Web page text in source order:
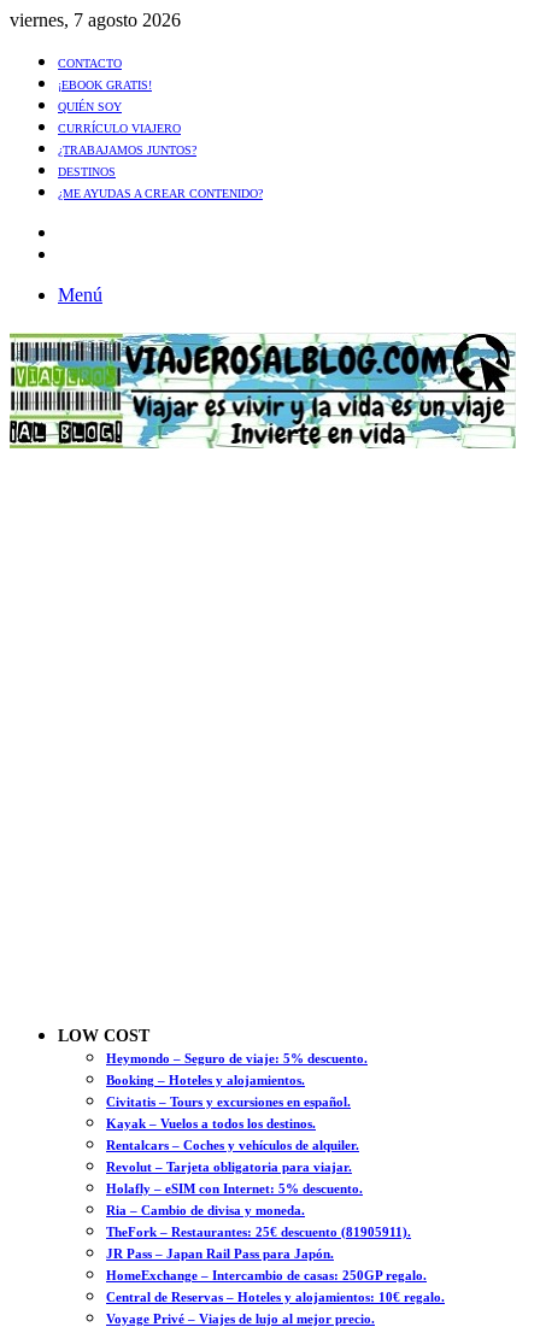
viernes, 7 agosto 2026
CONTACTO
¡EBOOK GRATIS!
QUIÉN SOY
CURRÍCULO VIAJERO
¿TRABAJAMOS JUNTOS?
DESTINOS
¿ME AYUDAS A CREAR CONTENIDO?
Menú
LOW COST
Heymondo – Seguro de viaje: 5% descuento.
Booking – Hoteles y alojamientos.
Civitatis – Tours y excursiones en español.
Kayak – Vuelos a todos los destinos.
Rentalcars – Coches y vehículos de alquiler.
Revolut – Tarjeta obligatoria para viajar.
Holafly – eSIM con Internet: 5% descuento.
Ria – Cambio de divisa y moneda.
TheFork – Restaurantes: 25€ descuento (81905911).
JR Pass – Japan Rail Pass para Japón.
HomeExchange – Intercambio de casas: 250GP regalo.
Central de Reservas – Hoteles y alojamientos: 10€ regalo.
Voyage Privé – Viajes de lujo al mejor precio.